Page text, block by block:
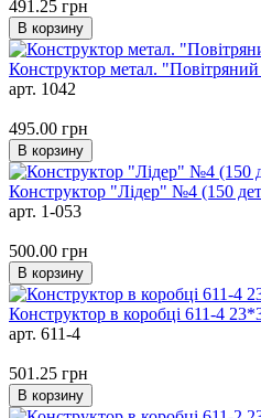
491.25 грн
В корзину
Конструктор метал.
арт. 1042
495.00 грн
В корзину
Конструктор "Лідер" №4 (150
арт. 1-053
500.00 грн
В корзину
Конструктор в коробці 611-4
арт. 611-4
501.25 грн
В корзину